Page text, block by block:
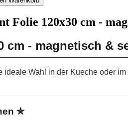
Folie 120x30 cm -
cm - magnetisch &
ideale Wahl in der Kueche oder
✮